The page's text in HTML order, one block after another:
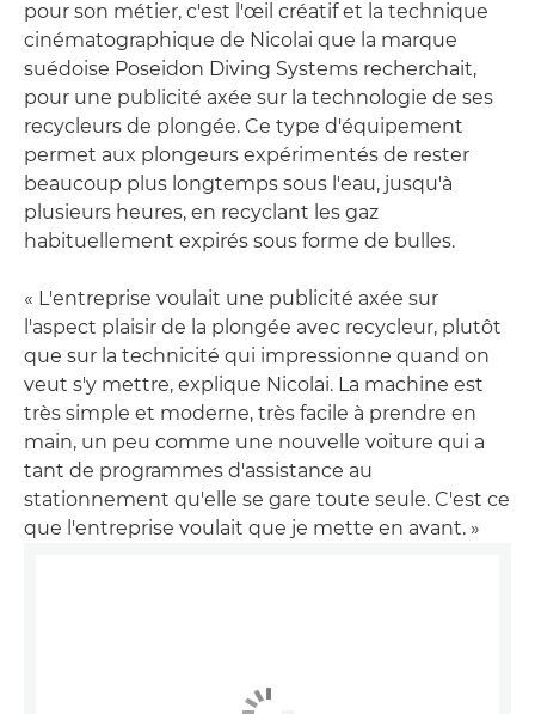
pour son métier, c'est l'œil créatif et la technique
cinématographique de Nicolai que la marque
suédoise Poseidon Diving Systems recherchait,
pour une publicité axée sur la technologie de ses
recycleurs de plongée. Ce type d'équipement
permet aux plongeurs expérimentés de rester
beaucoup plus longtemps sous l'eau, jusqu'à
plusieurs heures, en recyclant les gaz
habituellement expirés sous forme de bulles.
« L'entreprise voulait une publicité axée sur
l'aspect plaisir de la plongée avec recycleur, plutôt
que sur la technicité qui impressionne quand on
veut s'y mettre, explique Nicolai. La machine est
très simple et moderne, très facile à prendre en
main, un peu comme une nouvelle voiture qui a
tant de programmes d'assistance au
stationnement qu'elle se gare toute seule. C'est ce
que l'entreprise voulait que je mette en avant. »